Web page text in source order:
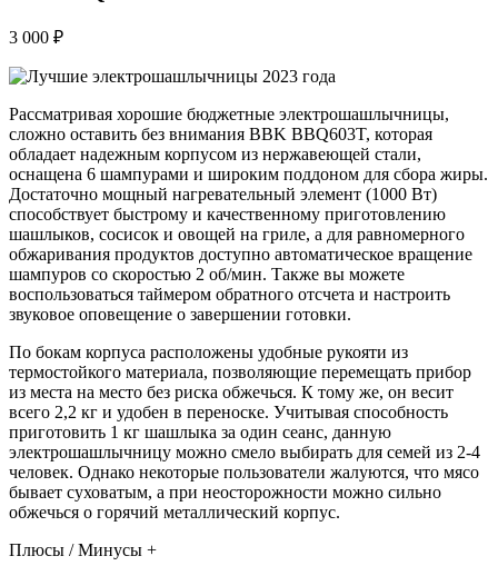
3 000 ₽
Рассматривая хорошие бюджетные электрошашлычницы,
сложно оставить без внимания BBK BBQ603T, которая
обладает надежным корпусом из нержавеющей стали,
оснащена 6 шампурами и широким поддоном для сбора жиры.
Достаточно мощный нагревательный элемент (1000 Вт)
способствует быстрому и качественному приготовлению
шашлыков, сосисок и овощей на гриле, а для равномерного
обжаривания продуктов доступно автоматическое вращение
шампуров со скоростью 2 об/мин. Также вы можете
воспользоваться таймером обратного отсчета и настроить
звуковое оповещение о завершении готовки.
По бокам корпуса расположены удобные рукояти из
термостойкого материала, позволяющие перемещать прибор
из места на место без риска обжечься. К тому же, он весит
всего 2,2 кг и удобен в переноске. Учитывая способность
приготовить 1 кг шашлыка за один сеанс, данную
электрошашлычницу можно смело выбирать для семей из 2-4
человек. Однако некоторые пользователи жалуются, что мясо
бывает суховатым, а при неосторожности можно сильно
обжечься о горячий металлический корпус.
Плюсы / Минусы +